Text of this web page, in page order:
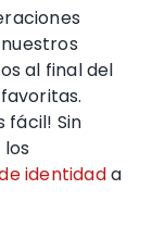
al final del
fácil! Sin
identidada